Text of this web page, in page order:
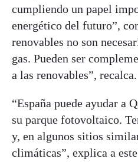
cumpliendo un papel
energético del futuro”,
renovables no son
gas. Pueden ser
a las renovables”, recalca.
“España puede ayudar a
su parque fotovoltaico.
y, en algunos sitios
climáticas”, explica a